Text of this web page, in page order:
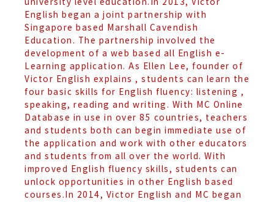
English began a joint partnership with
Singapore based Marshall Cavendish
Education. The partnership involved the
development of a web based all English e-
Learning application. As Ellen Lee, founder of
Victor English explains , students can learn the
four basic skills for English fluency: listening ,
speaking, reading and writing. With MC Online
Database in use in over 85 countries, teachers
and students both can begin immediate use of
the application and work with other educators
and students from all over the world. With
improved English fluency skills, students can
unlock opportunities in other English based
courses.In 2014, Victor English and MC began